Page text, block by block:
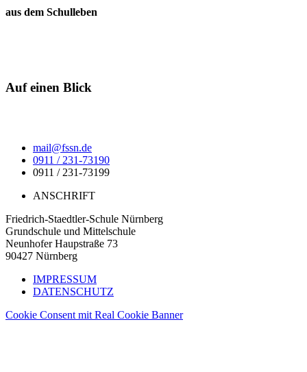
aus dem Schulleben
Auf einen Blick
mail@fssn.de
0911 / 231-73190
0911 / 231-73199
ANSCHRIFT
Friedrich-Staedtler-Schule Nürnberg
Grundschule und Mittelschule
Neunhofer Haupstraße 73
90427 Nürnberg
IMPRESSUM
DATENSCHUTZ
Cookie Consent mit Real Cookie Banner